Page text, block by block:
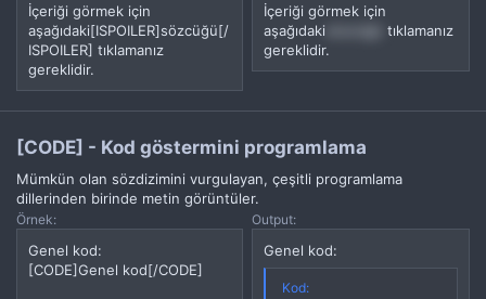
İçeriği görmek için
aşağıdaki[ISPOILER]sözcüğü[/
ISPOILER] tıklamanız
gereklidir.
İçeriği görmek için
aşağıdaki
tıklamanız
gereklidir.
[CODE] - Kod göstermini programlama
Mümkün olan sözdizimini vurgulayan, çeşitli programlama
dillerinden birinde metin görüntüler.
Örnek:
Genel kod:
[CODE]Genel kod[/CODE]
Output:
Genel kod:
Kod: